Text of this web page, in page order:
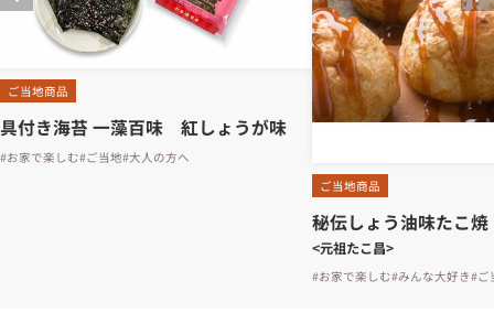
ご当地商品
具付き海苔 一藻百味 紅しょうが味
#お家で楽しむ#ご当地#大人の方へ
ご当地商品
秘伝しょう油味たこ焼
<元祖たこ昌>
#お家で楽しむ#みんな大好き#ご